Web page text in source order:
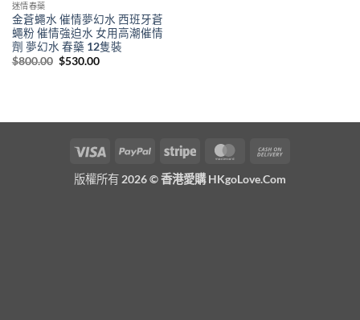
迷情春藥
金蒼蠅水 催情夢幻水 西班牙蒼
蠅粉 催情強迫水 女用高潮催情
劑 夢幻水 春藥 12隻裝
$800.00 Original
$530.00Current
Visa PayPal Stripe MasterCard
版權所有 2026 ©香港愛購 HKgoLove.Com